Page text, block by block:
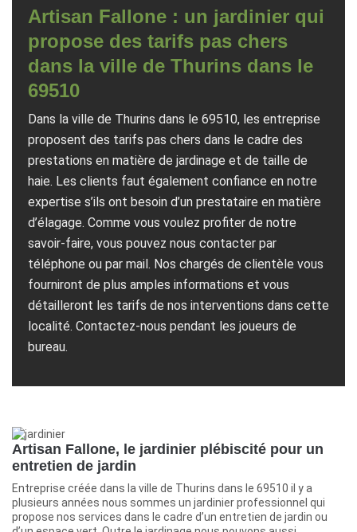
Artisan Fallone : un jardinier qui
propose des tarifs pas chers
dans la ville de Thurins dans le
69510
Dans la ville de Thurins dans le 69510, les entreprise
proposent des tarifs pas chers dans le cadre des
prestations en matière de jardinage et de taille de
haie. Les clients faut également confiance en notre
expertise s’ils ont besoin d’un prestataire en matière
d’élagage. Comme vous voulez profiter de notre
savoir-faire, vous pouvez nous contacter par
téléphone ou par mail. Nos chargés de clientèle vous
fourniront de plus amples informations et vous
détailleront les tarifs de nos interventions dans cette
localité. Contactez-nous pendant les joueurs de
bureau.
Artisan Fallone, le jardinier plébiscité pour un
entretien de jardin
Entreprise créée dans la ville de Thurins dans le 69510 il y a
plusieurs années nous sommes un jardinier professionnel qui
propose nos services dans le cadre d’un entretien de jardin ou